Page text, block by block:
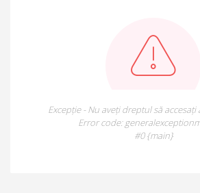
Excepție - Nu aveți dreptul să accesați
Error code:
#0 {main}